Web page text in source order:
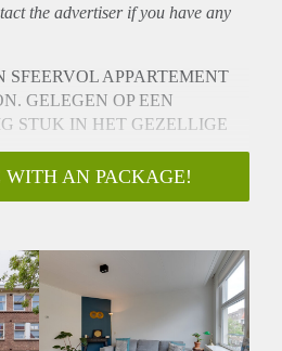
the advertiser if you have any
SFEERVOL APPARTEMENT
GELEGEN OP EEN
STUK IN HET GEZELLIGE
trappenhuis wordt het
een eethoek en een
zithoek. In deze ruimte is tevens
WITH AN PACKAGE!